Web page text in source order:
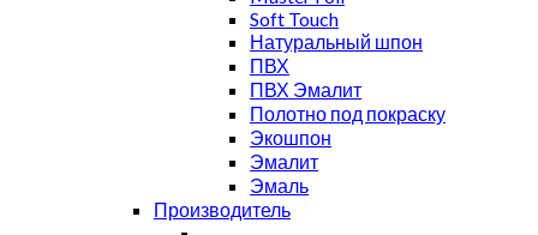
Soft Touch
Натуральный шпон
ПВХ
ПВХ Эмалит
Полотно под покраску
Экошпон
Эмалит
Эмаль
Производитель